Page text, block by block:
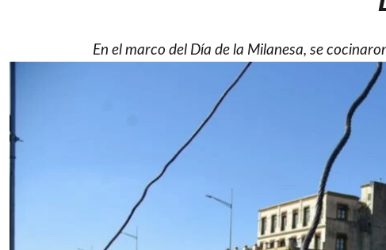
En el marco del Día de la Milanesa, se